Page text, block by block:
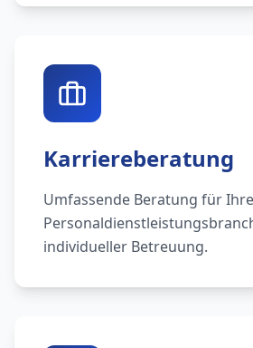
Karriereberatung
Umfassende Beratung für
individueller Betreuung.